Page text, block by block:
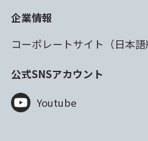
企業情報
コーポレートサイト（日本
公式SNSアカウント
Youtube